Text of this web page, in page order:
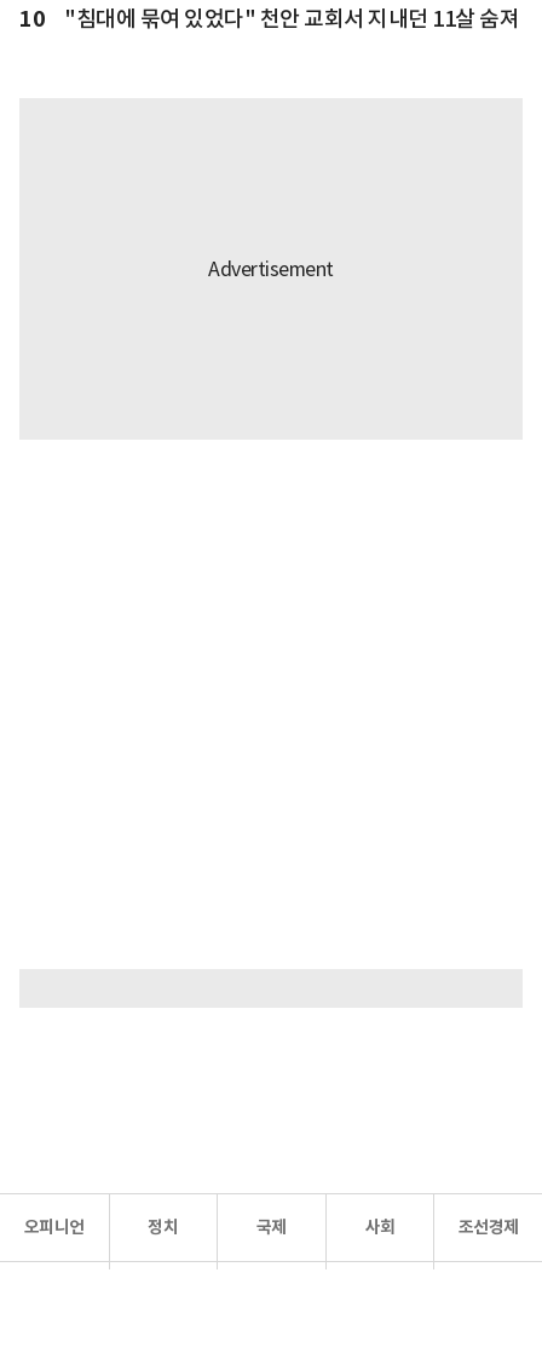
10 "침대에 묶여 있었다" 천안 교회서 지내던 11살 숨져
오피니언 정치 국제 사회 조선경제